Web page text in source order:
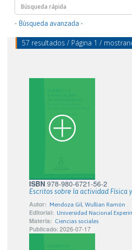
- Búsqueda avanzada -
57 resultados / Página 1 /
ISBN 978-980-6721-56-2
Escritos sobre la actividad Física
Autor: Mendoza Gil, Wullian Ramón
Editorial: Universidad Nacional
Materia: Ciencias sociales
Publicado: 2026-07-17